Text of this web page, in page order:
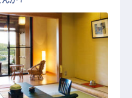
活躍中／寮完備／従